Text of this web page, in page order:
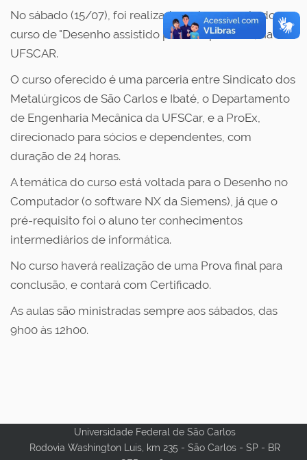
No sábado (15/07), foi realizada mais uma aula do
curso de "Desenho assistido por Computador", na
UFSCAR.
O curso oferecido é uma parceria entre Sindicato dos
Metalúrgicos de São Carlos e Ibaté, o Departamento
de Engenharia Mecânica da UFSCar, e a ProEx,
direcionado para sócios e dependentes, com
duração de 24 horas.
A temática do curso está voltada para o Desenho no
Computador (o software NX da Siemens), já que o
pré-requisito foi o aluno ter conhecimentos
intermediários de informática.
No curso haverá realização de uma Prova final para
conclusão, e contará com Certificado.
As aulas são ministradas sempre aos sábados, das
9h00 às 12h00.
Universidade Federal de São Carlos
Rodovia Washington Luis, km 235 - São Carlos - SP - BR